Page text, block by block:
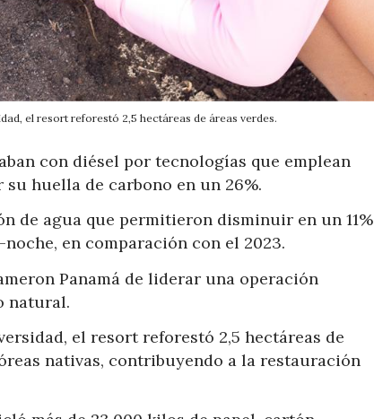
el resort reforestó 2,5 hectáreas de áreas verdes.
con diésel por tecnologías que emplean
huella de carbono en un 26%.
de agua que permitieron disminuir en un 11%
en comparación con el 2023.
Panamá de liderar una operación
natural.
el resort reforestó 2,5 hectáreas de
nativas, contribuyendo a la restauración